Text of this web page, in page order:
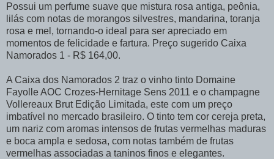
Possui um perfume suave que mistura rosa antiga, peônia,
lilás com notas de morangos silvestres, mandarina, toranja
rosa e mel, tornando-o ideal para ser apreciado em
momentos de felicidade e fartura. Preço sugerido Caixa
Namorados 1 - R$ 164,00.
A Caixa dos Namorados 2 traz o vinho tinto Domaine
Fayolle AOC Crozes-Hernitage Sens 2011 e o champagne
Vollereaux Brut Edição Limitada, este com um preço
imbatível no mercado brasileiro. O tinto tem cor cereja preta,
um nariz com aromas intensos de frutas vermelhas maduras
e boca ampla e sedosa, com notas também de frutas
vermelhas associadas a taninos finos e elegantes.